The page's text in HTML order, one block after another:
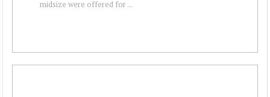
midsize were offered for ...